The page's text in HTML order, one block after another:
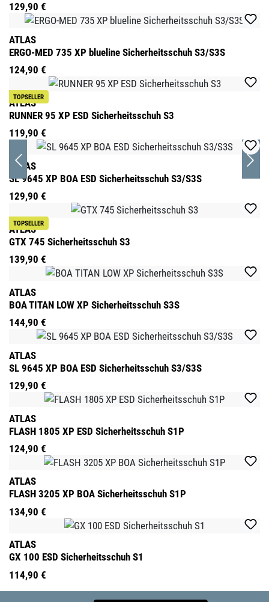
129,90 €
ATLAS
ERGO-MED 735 XP blueline Sicherheitsschuh S3/S3S
124,90 €
TOPSELLER
ATLAS
RUNNER 95 XP ESD Sicherheitsschuh S3
119,90 €
ATLAS
SL 9645 XP BOA ESD Sicherheitsschuh S3/S3S
129,90 €
TOPSELLER
ATLAS
GTX 745 Sicherheitsschuh S3
139,90 €
ATLAS
BOA TITAN LOW XP Sicherheitsschuh S3S
144,90 €
ATLAS
SL 9645 XP BOA ESD Sicherheitsschuh S3/S3S
129,90 €
ATLAS
FLASH 1805 XP ESD Sicherheitsschuh S1P
124,90 €
ATLAS
FLASH 3205 XP BOA Sicherheitsschuh S1P
134,90 €
ATLAS
GX 100 ESD Sicherheitsschuh S1
114,90 €